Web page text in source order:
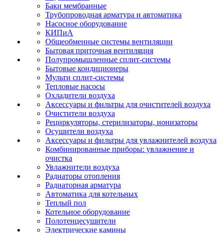
Баки мембранные
Трубопроводная арматура и автоматика
Насосное оборудование
КИПиА
Общеобменные системы вентиляции
Бытовая приточная вентиляция
Полупромышленные сплит-системы
Бытовые кондиционеры
Мульти сплит-системы
Тепловые насосы
Охладители воздуха
Аксессуары и фильтры для очистителей воздуха
Очистители воздуха
Рециркуляторы, стерилизаторы, ионизаторы
Осушители воздуха
Аксессуары и фильтры для увлажнителей воздуха
Комбинированные приборы: увлажнение и
очистка
Увлажнители воздуха
Радиаторы отопления
Радиаторная арматура
Автоматика для котельных
Теплый пол
Котельное оборудование
Полотенцесушители
Электрические камины